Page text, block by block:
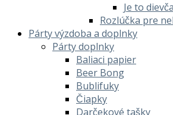
Je to dievča
Rozlúčka pre
Párty výzdoba a doplnky
Párty doplnky
Baliaci papier
Beer Bong
Bublifuky
Čiapky
Darčekové tašky